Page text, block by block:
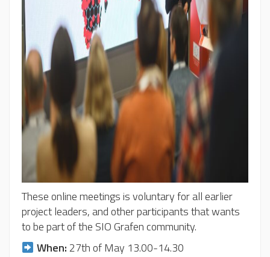
These online meetings is voluntary for all earlier
project leaders, and other participants that wants
to be part of the SIO Grafen community.
When:27th of May 13.00-14.30